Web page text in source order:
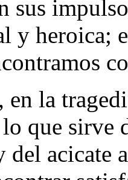
sus
y heroica;
en la
que sirve
acicate